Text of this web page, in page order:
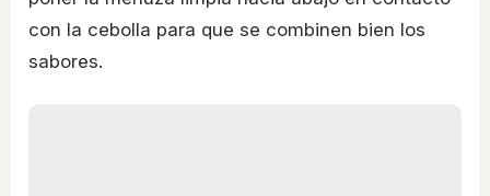
con la cebolla para que se combinen bien los
sabores.